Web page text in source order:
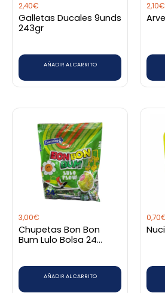
2,40€
Galletas Ducales 9unds
243gr
AÑADIR AL CARRITO
2,10€
3,00€
Chupetas Bon Bon
Bum Lulo Bolsa 24
AÑADIR AL CARRITO
0,70
Este
se
en